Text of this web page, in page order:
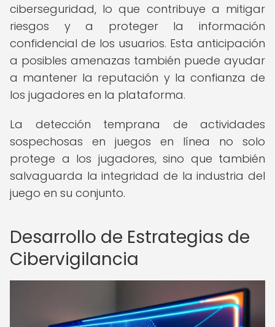
ciberseguridad, lo que contribuye a mitigar
riesgos y a proteger la información
confidencial de los usuarios. Esta anticipación
a posibles amenazas también puede ayudar
a mantener la reputación y la confianza de
los jugadores en la plataforma.
La detección temprana de actividades
sospechosas en juegos en línea no solo
protege a los jugadores, sino que también
salvaguarda la integridad de la industria del
juego en su conjunto.
Desarrollo de Estrategias de
Cibervigilancia